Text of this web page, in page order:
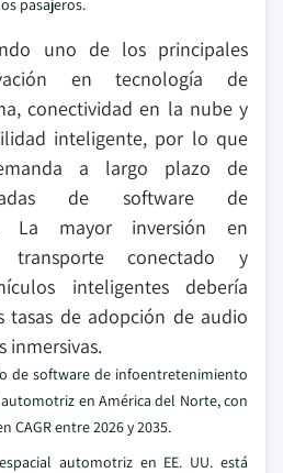
pasajeros.
uno de los principales
en tecnología de
conectividad en la nube y
inteligente, por lo que
a largo plazo de
de software de
La mayor inversión en
transporte conectado y
inteligentes debería
tasas de adopción de audio
inmersivas.
de software de infoentretenimiento
en América del Norte, con
CAGR entre 2026 y 2035.
automotriz en EE. UU. está